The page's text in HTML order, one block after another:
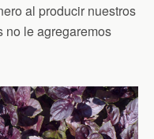
al producir nuestros
no le agregaremos